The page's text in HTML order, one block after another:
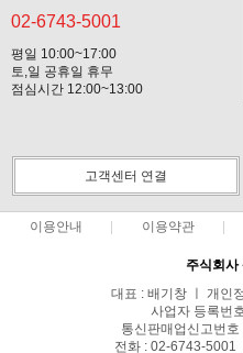
02-6743-5001
평일 10:00~17:00
토,일 공휴일 휴무
점심시간 12:00~13:00
고객센터 연결
이용안내 이용약관
주식회사
대표 : 배기창 ㅣ 개인
사업자 등록번
통신판매업신고번
전화 : 02-6743-5001